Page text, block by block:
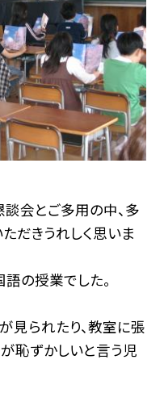
会とご多用の中、多
だきうれしく思いま
の授業でした。
見られたり、教室に張
恥ずかしいと言う児